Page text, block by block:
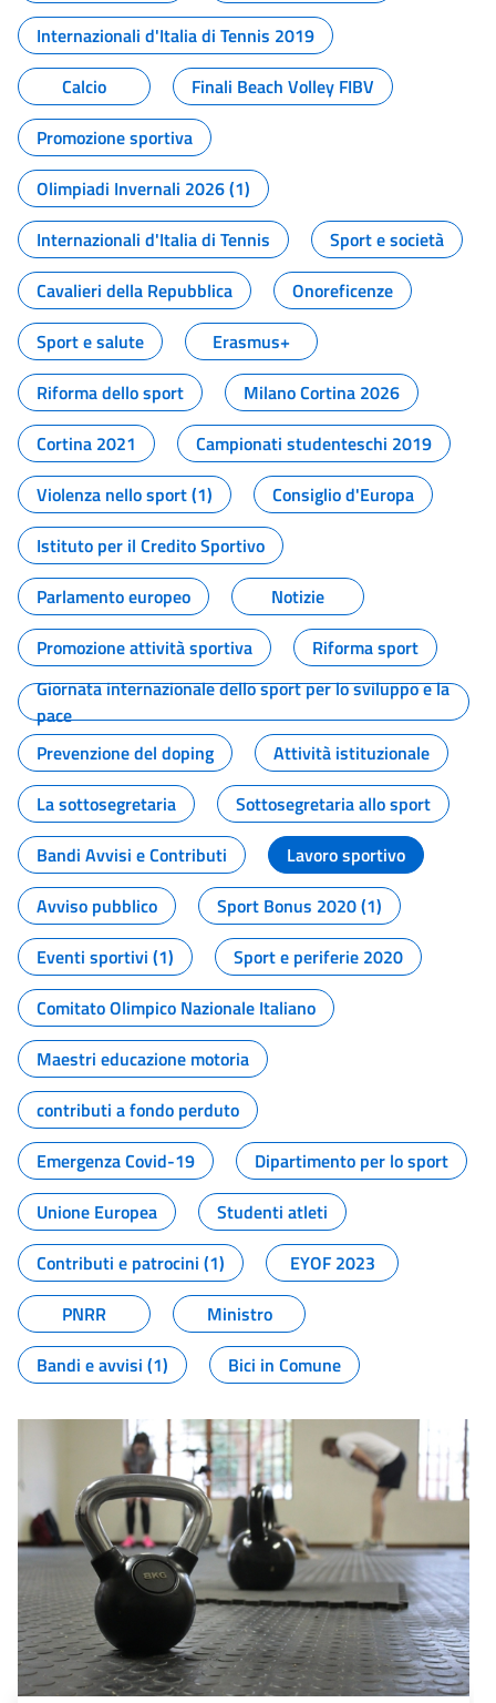
Internazionali d'Italia di Tennis 2019
Calcio
Finali Beach Volley FIBV
Promozione sportiva
Olimpiadi Invernali 2026 (1)
Internazionali d'Italia di Tennis
Sport e società
Cavalieri della Repubblica
Onoreficenze
Sport e salute
Erasmus+
Riforma dello sport
Milano Cortina 2026
Cortina 2021
Campionati studenteschi 2019
Violenza nello sport (1)
Consiglio d'Europa
Istituto per il Credito Sportivo
Parlamento europeo
Notizie
Promozione attività sportiva
Riforma sport
Giornata internazionale dello sport per lo sviluppo e la
pace
Prevenzione del doping
Attività istituzionale
La sottosegretaria
Sottosegretaria allo sport
Bandi Avvisi e Contributi
Lavoro sportivo
Avviso pubblico
Sport Bonus 2020 (1)
Eventi sportivi (1)
Sport e periferie 2020
Comitato Olimpico Nazionale Italiano
Maestri educazione motoria
contributi a fondo perduto
Emergenza Covid-19
Dipartimento per lo sport
Unione Europea
Studenti atleti
Contributi e patrocini (1)
EYOF 2023
PNRR
Ministro
Bandi e avvisi (1)
Bici in Comune